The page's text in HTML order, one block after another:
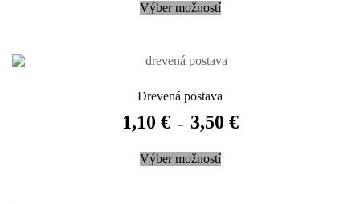
Výber možnostíproduct
The
may
chosen
the
product
Drevená postava
1,10 € – 3,50 €
Výber možnostíproduct